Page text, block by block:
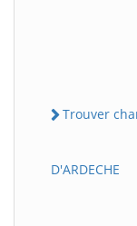
Trouver
D'ARDECHE